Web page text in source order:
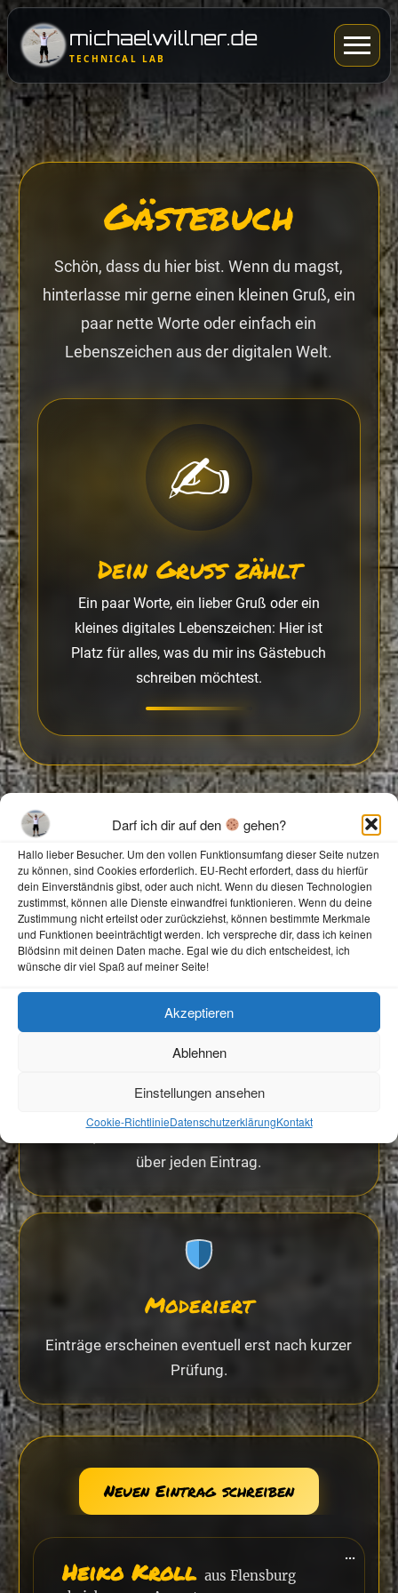
Darf ich dir auf den gehen?
Hallo lieber Besucher. Um den vollen Funktionsumfang dieser Seite nutzen
zu können, sind Cookies erforderlich. EU-Recht erfordert, dass du hierfür
dein Einverständnis gibst, oder auch nicht. Wenn du diesen Technologien
zustimmst, können alle Dienste einwandfrei funktionieren. Wenn du deine
Zustimmung nicht erteilst oder zurückziehst, können bestimmte Merkmale
und Funktionen beeinträchtigt werden. Ich verspreche dir, dass ich keinen
Blödsinn mit deinen Daten mache. Egal wie du dich entscheidest, ich
wünsche dir viel Spaß auf meiner Seite!
Akzeptieren
Ablehnen
Einstellungen ansehen
Cookie-RichtlinieDatenschutzerklärungKontakt
michaelwillner.de
TECHNICAL LAB
Menü
öffnen
Gästebuch
Schön, dass du hier bist. Wenn du magst,
hinterlasse mir gerne einen kleinen Gruß, ein
paar nette Worte oder einfach ein
Lebenszeichen aus der digitalen Welt.
✍️
Dein Gruß zählt
Ein paar Worte, ein lieber Gruß oder ein
kleines digitales Lebenszeichen: Hier ist
Platz für alles, was du mir ins Gästebuch
schreiben möchtest.
✍️
Eintragen
Schreib ein paar Worte und verewige dich auf
meiner Seite.
Grüßen
über jeden Eintrag.
Moderiert
Einträge erscheinen eventuell erst nach kurzer
Prüfung.
Heiko Kroll aus Flensburg
...Diese
ein-/